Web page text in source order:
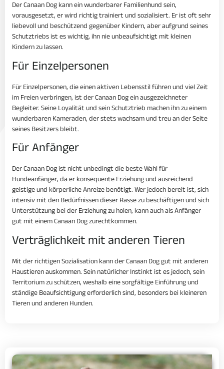
Der Canaan Dog kann ein wunderbarer Familienhund sein,
vorausgesetzt, er wird richtig trainiert und sozialisiert. Er ist oft sehr
liebevoll und beschützend gegenüber Kindern, aber aufgrund seines
Schutztriebs ist es wichtig, ihn nie unbeaufsichtigt mit kleinen
Kindern zu lassen.
Für Einzelpersonen
Für Einzelpersonen, die einen aktiven Lebensstil führen und viel Zeit
im Freien verbringen, ist der Canaan Dog ein ausgezeichneter
Begleiter. Seine Loyalität und sein Schutztrieb machen ihn zu einem
wunderbaren Kameraden, der stets wachsam und treu an der Seite
seines Besitzers bleibt.
Für Anfänger
Der Canaan Dog ist nicht unbedingt die beste Wahl für
Hundeanfänger, da er konsequente Erziehung und ausreichend
geistige und körperliche Anreize benötigt. Wer jedoch bereit ist, sich
intensiv mit den Bedürfnissen dieser Rasse zu beschäftigen und sich
Unterstützung bei der Erziehung zu holen, kann auch als Anfänger
gut mit einem Canaan Dog zurechtkommen.
Verträglichkeit mit anderen Tieren
Mit der richtigen Sozialisation kann der Canaan Dog gut mit anderen
Haustieren auskommen. Sein natürlicher Instinkt ist es jedoch, sein
Territorium zu schützen, weshalb eine sorgfältige Einführung und
ständige Beaufsichtigung erforderlich sind, besonders bei kleineren
Tieren und anderen Hunden.